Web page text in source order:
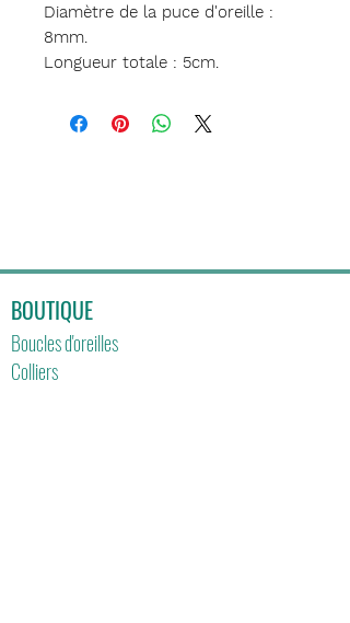
Diamètre de la puce d'oreille :
8mm.
Longueur totale : 5cm.
BOUTIQUE
Boucles d'oreilles
Colliers